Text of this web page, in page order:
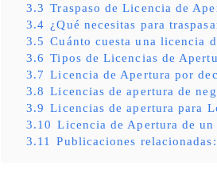
3.3 Traspaso de Licencia de
3.4 ¿Qué necesitas para
3.5 Cuánto cuesta una licencia
3.6 Tipos de Licencias de
3.7 Licencia de Apertura por
3.8 Licencias de apertura de
3.9 Licencias de apertura para
3.10 Licencia de Apertura de un
3.11
Publicaciones relacionadas: